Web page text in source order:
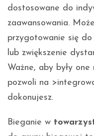
dostosowane do
zaawansowania.
przygotowanie się do
lub zwiększenie
Ważne, aby były
pozwoli na
dokonujesz.
Bieganie w